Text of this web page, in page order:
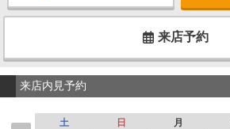
来店予約
来店内見予約
土 日 月